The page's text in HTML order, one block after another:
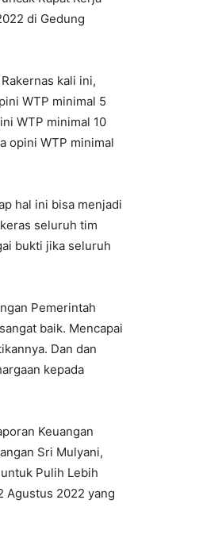
di Gedung
kali ini,
WTP minimal 5
WTP minimal 10
opini WTP minimal
hal ini bisa menjadi
seluruh tim
bukti jika seluruh
Pemerintah
baik. Mencapai
Dan dan
kepada
Keuangan
Sri Mulyani,
Pulih Lebih
Agustus 2022 yang